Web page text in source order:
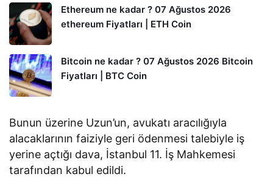
Ethereum ne kadar ? 07 Ağustos 2026
ethereum Fiyatları | ETH Coin
Bitcoin ne kadar ? 07 Ağustos 2026 Bitcoin
Fiyatları | BTC Coin
Bunun üzerine Uzun’un, avukatı aracılığıyla
alacaklarının faiziyle geri ödenmesi talebiyle iş
yerine açtığı dava, İstanbul 11. İş Mahkemesi
tarafından kabul edildi.